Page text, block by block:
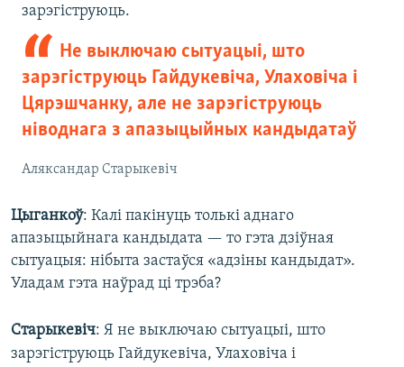
зарэгіструюць.
Не выключаю сытуацыі, што
зарэгіструюць Гайдукевіча, Улаховіча і
Цярэшчанку, але не зарэгіструюць
ніводнага з апазыцыйных кандыдатаў
Аляксандар Старыкевіч
Цыганкоў: Калі пакінуць толькі аднаго
апазыцыйнага кандыдата — то гэта дзіўная
сытуацыя: нібыта застаўся «адзіны кандыдат».
Уладам гэта наўрад ці трэба?
Старыкевіч: Я не выключаю сытуацыі, што
зарэгіструюць Гайдукевіча, Улаховіча і